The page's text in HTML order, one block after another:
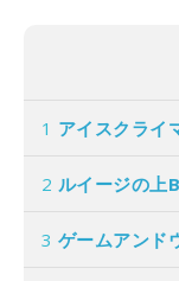
1 アイスクライ
2 ルイージの上
3 ゲームアンド